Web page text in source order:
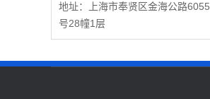
地址：上海市奉贤区金海公路6055
号28幢1层